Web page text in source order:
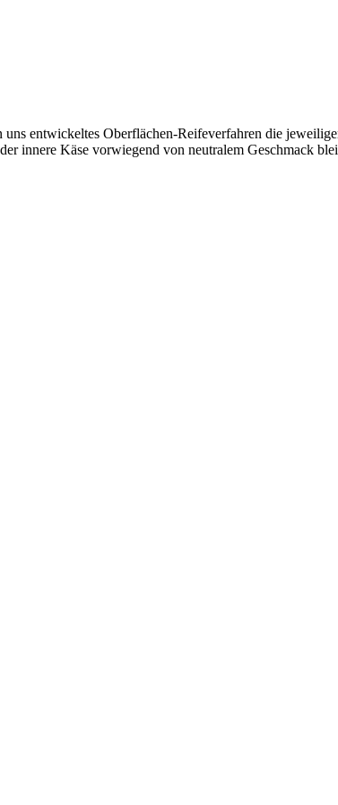
entwickeltes Oberflächen-Reifeverfahren die
innere Käse vorwiegend von neutralem Geschmack